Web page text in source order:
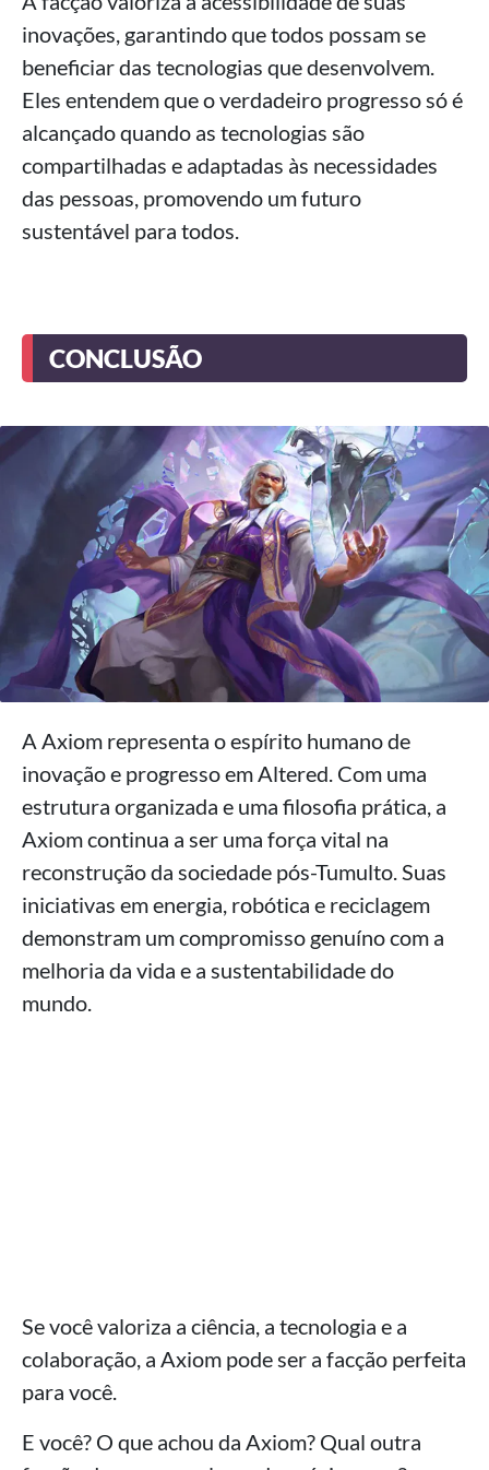
inovações, garantindo que todos possam se
beneficiar das tecnologias que desenvolvem.
Eles entendem que o verdadeiro progresso só é
alcançado quando as tecnologias são
compartilhadas e adaptadas às necessidades
das pessoas, promovendo um futuro
sustentável para todos.
CONCLUSÃO
A Axiom representa o espírito humano de
inovação e progresso em Altered. Com uma
estrutura organizada e uma filosofia prática, a
Axiom continua a ser uma força vital na
reconstrução da sociedade pós-Tumulto. Suas
iniciativas em energia, robótica e reciclagem
demonstram um compromisso genuíno com a
melhoria da vida e a sustentabilidade do
mundo.
Se você valoriza a ciência, a tecnologia e a
colaboração, a Axiom pode ser a facção perfeita
para você.
E você? O que achou da Axiom? Qual outra